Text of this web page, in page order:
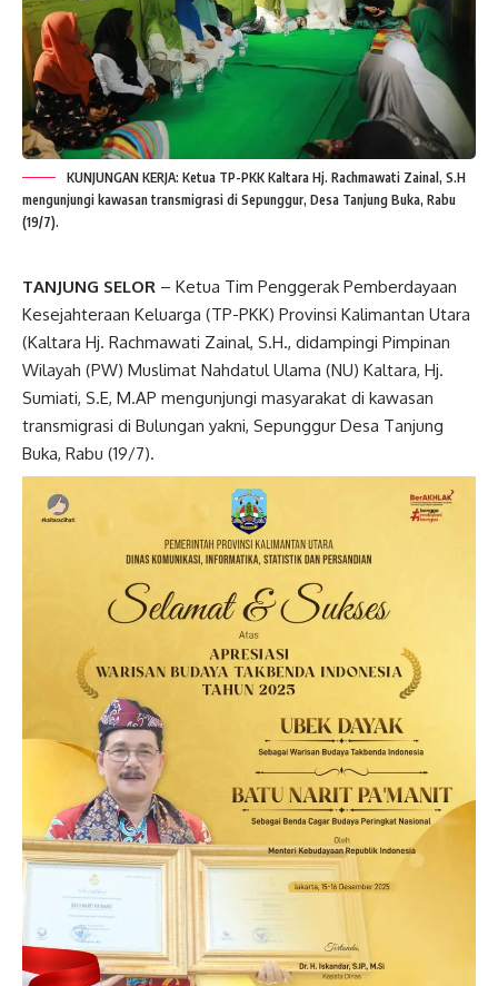
KUNJUNGAN KERJA: Ketua TP-PKK Kaltara Hj. Rachmawati Zainal, S.H
mengunjungi kawasan transmigrasi di Sepunggur, Desa Tanjung Buka, Rabu
(19/7).
TANJUNG SELOR – Ketua Tim Penggerak Pemberdayaan
Kesejahteraan Keluarga (TP-PKK) Provinsi Kalimantan Utara
(Kaltara Hj. Rachmawati Zainal, S.H., didampingi Pimpinan
Wilayah (PW) Muslimat Nahdatul Ulama (NU) Kaltara, Hj.
Sumiati, S.E, M.AP mengunjungi masyarakat di kawasan
transmigrasi di Bulungan yakni, Sepunggur Desa Tanjung
Buka, Rabu (19/7).